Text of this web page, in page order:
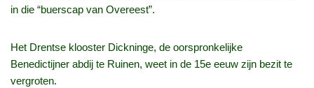
in die “buerscap van Overeest”.
Het Drentse klooster Dickninge, de oorspronkelijke
Benedictijner abdij te Ruinen, weet in de 15e eeuw zijn bezit te
vergroten.